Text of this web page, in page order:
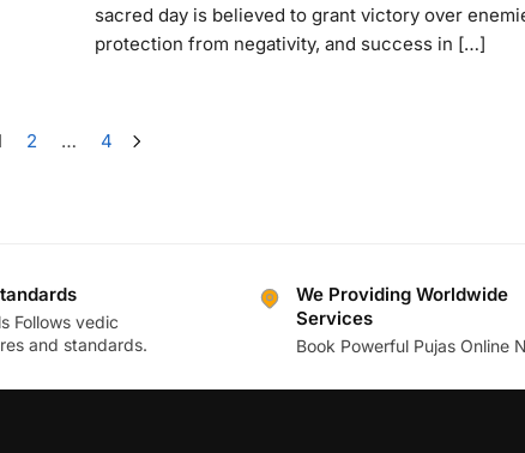
sacred day is believed to grant victory over
protection from negativity, and success in […]
2 … 4
Follows vedic
and standards.
We Providing Worldwide
Services
Book Powerful Pujas Online